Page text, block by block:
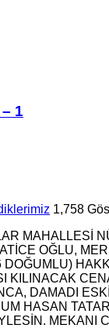
1
1,758
MAHALLESİ
OĞLU,
DOĞUMLU)
KILINACAK
DAMADI
HASAN
MEKANI